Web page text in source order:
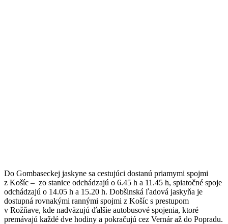
Do Gombaseckej jaskyne sa cestujúci dostanú priamymi spojmi
z Košíc – zo stanice odchádzajú o 6.45 h a 11.45 h, spiatočné spoje
odchádzajú o 14.05 h a 15.20 h. Dobšinská ľadová jaskyňa je
dostupná rovnakými rannými spojmi z Košíc s prestupom
v Rožňave, kde nadväzujú ďalšie autobusové spojenia, ktoré
premávajú každé dve hodiny a pokračujú cez Vernár až do Popradu.